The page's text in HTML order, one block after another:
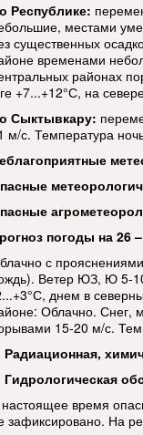
Республике:
местами
существенных
временами
районах
+7...+12°С, на
Сыктывкару:
м/с. Температура
погоды на 26
с
Ветер ЮЗ, Ю 5-
днем в
Облачно. Снег,
15-20 м/с.
Радиационная,
Гидрологическая
время
зафиксировано. На